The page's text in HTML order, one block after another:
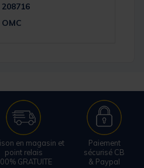
208716
OMC
en magasin et
point relais
GRATUITE
Paiement
sécurisé CB
& Paypal